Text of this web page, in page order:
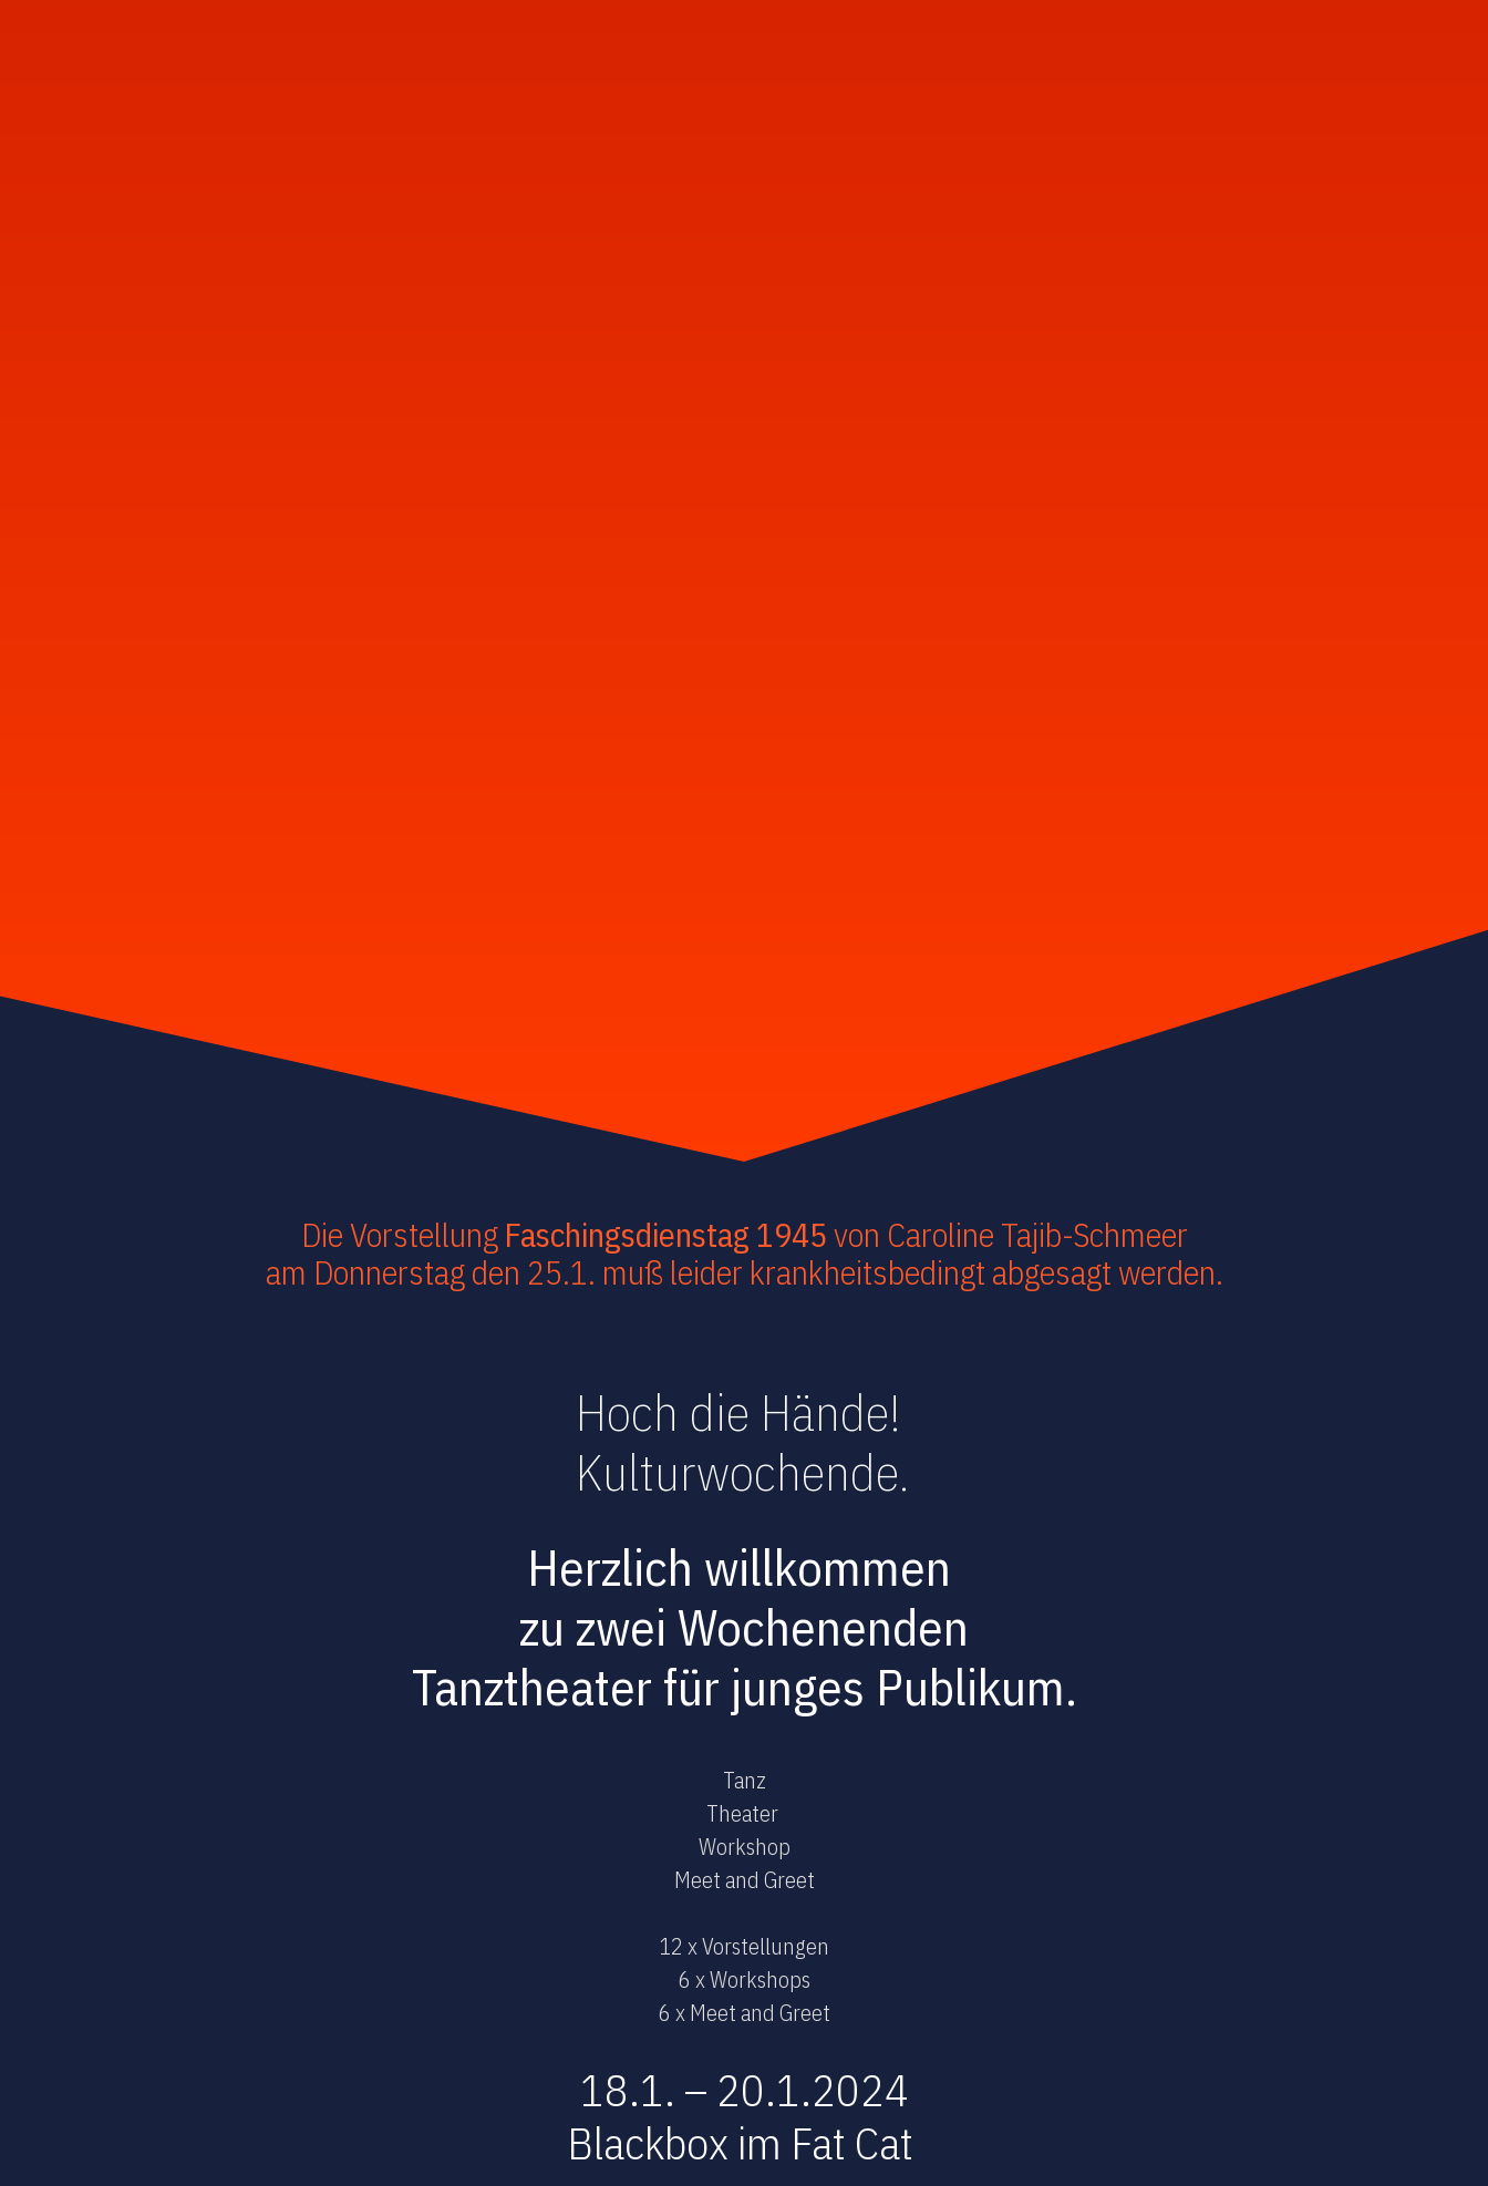
Die Vorstellung Faschingsdienstag 1945von Caroline Tajib-Schmeer
am Donnerstag den 25.1. muß leider krankheitsbedingt abgesagt werden.
Hoch die Hände!
Kulturwochende.
Herzlich willkommen
zu zwei Wochenenden
Tanztheater für junges Publikum.
Tanz
Theater
Workshop
Meet and Greet
12 x Vorstellungen
6 x Workshops
6 x Meet and Greet
18.1. – 20.1.2024
Blackbox im Fat Cat